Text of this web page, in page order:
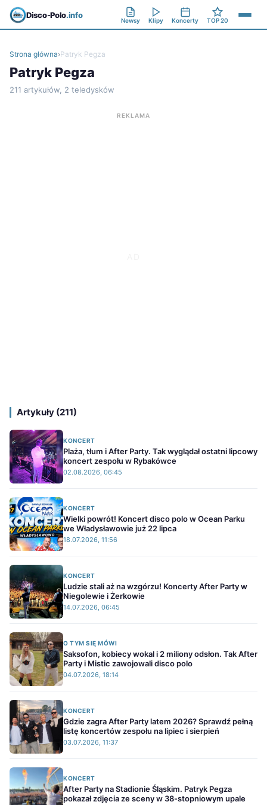
Disco-Polo.info
Newsy Klipy Koncerty TOP 20
Strona główna›Patryk Pegza
Patryk Pegza
211 artykułów, 2 teledysków
REKLAMA
Artykuły (211)
KONCERT
Plaża, tłum i After Party. Tak wyglądał ostatni lipcowy
koncert zespołu w Rybakówce
02.08.2026, 06:45
KONCERT
Wielki powrót! Koncert disco polo w Ocean Parku
we Władysławowie już 22 lipca
18.07.2026, 11:56
KONCERT
Ludzie stali aż na wzgórzu! Koncerty After Party w
Niegolewie i Żerkowie
14.07.2026, 06:45
O TYM SIĘ MÓWI
Saksofon, kobiecy wokal i 2 miliony odsłon. Tak After
Party i Mistic zawojowali disco polo
04.07.2026, 18:14
KONCERT
Gdzie zagra After Party latem 2026? Sprawdź pełną
listę koncertów zespołu na lipiec i sierpień
03.07.2026, 11:37
KONCERT
After Party na Stadionie Śląskim. Patryk Pegza
pokazał zdjęcia ze sceny w 38-stopniowym upale